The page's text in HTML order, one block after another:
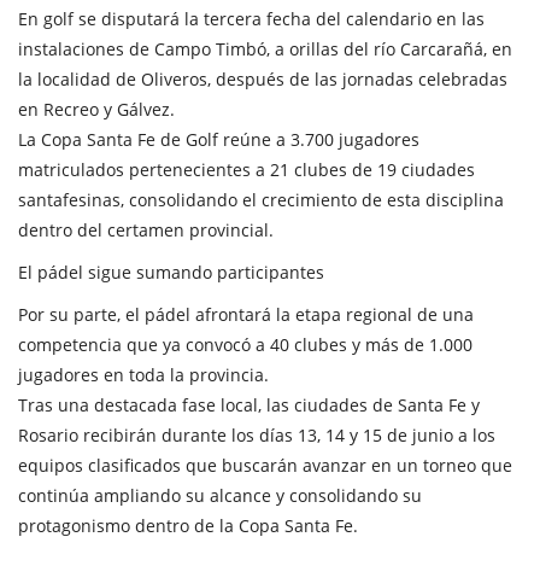
En golf se disputará la tercera fecha del calendario en las
instalaciones de Campo Timbó, a orillas del río Carcarañá, en
la localidad de Oliveros, después de las jornadas celebradas
en Recreo y Gálvez.
La Copa Santa Fe de Golf reúne a 3.700 jugadores
matriculados pertenecientes a 21 clubes de 19 ciudades
santafesinas, consolidando el crecimiento de esta disciplina
dentro del certamen provincial.
El pádel sigue sumando participantes
Por su parte, el pádel afrontará la etapa regional de una
competencia que ya convocó a 40 clubes y más de 1.000
jugadores en toda la provincia.
Tras una destacada fase local, las ciudades de Santa Fe y
Rosario recibirán durante los días 13, 14 y 15 de junio a los
equipos clasificados que buscarán avanzar en un torneo que
continúa ampliando su alcance y consolidando su
protagonismo dentro de la Copa Santa Fe.